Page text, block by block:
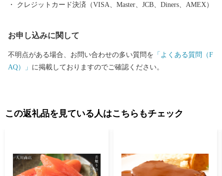
クレジットカード決済（VISA、Master、JCB、Diners、AMEX）
お申し込みに関して
不明点がある場合、お問い合わせの多い質問を 「よくある質問（F
AQ）」 に掲載しておりますのでご確認ください。
この返礼品を見ている人はこちらもチェック